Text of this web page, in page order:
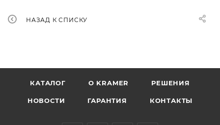
НАЗАД К СПИСКУ
КАТАЛОГ O KRAMER РЕШЕНИЯ
НОВОСТИ ГАРАНТИЯ КОНТАКТЫ